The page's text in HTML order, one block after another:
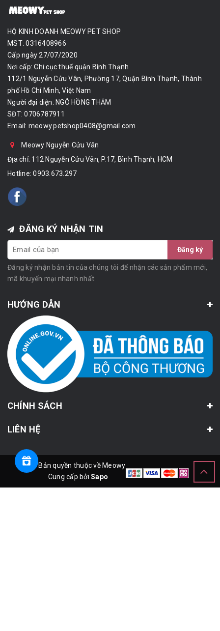
HỘ KINH DOANH MEOWY PET SHOP
MST: 0316408966
Cấp ngày 27/07/2020
Nơi cấp: Chi cục thuế quận Bình Thạnh
112/1 Nguyễn Cửu Vân, Phường 17, Quận Bình Thạnh, Thành
phố Hồ Chí Minh, Việt Nam
Người đại diện: NGÔ HỒNG THẮM
SĐT: 0706787911
Email: meowy.petshop0408@gmail.com
Meowy Nguyễn Cửu Vân
Địa chỉ: 112 Nguyễn Cửu Vân, P.17, Bình Thạnh, HCM
Hotline:0903.673.297
ĐĂNG KÝ NHẬN TIN
Đăng ký
Đăng ký nhận bản tin của chúng tôi để nhận các sản phẩm mới,
mã khuyến mại nhanh nhất
HƯỚNG DẪN
CHÍNH SÁCH
LIÊN HỆ
© Bản quyền thuộc về Meowy
Cung cấp bởiSapo